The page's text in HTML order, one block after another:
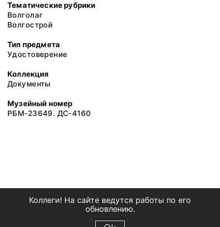
Тематические рубрики
Волголаг
Волгострой
Тип предмета
Удостоверение
Коллекция
Документы
Музейный номер
РБМ-23649. ДС-4160
Коллеги! На сайте ведутся работы по его
обновлению.